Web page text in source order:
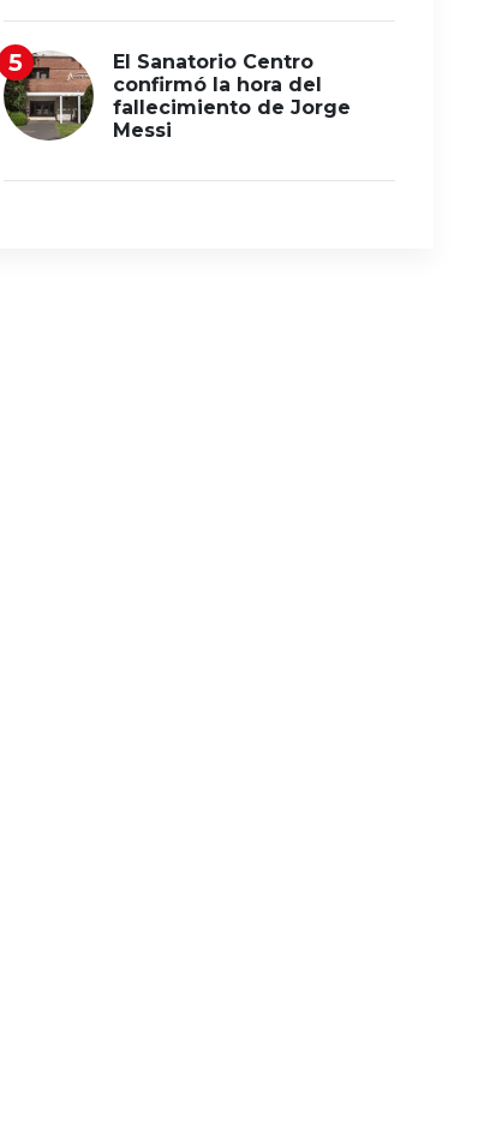
El Sanatorio Centro
confirmó la hora del
fallecimiento de Jorge
Messi